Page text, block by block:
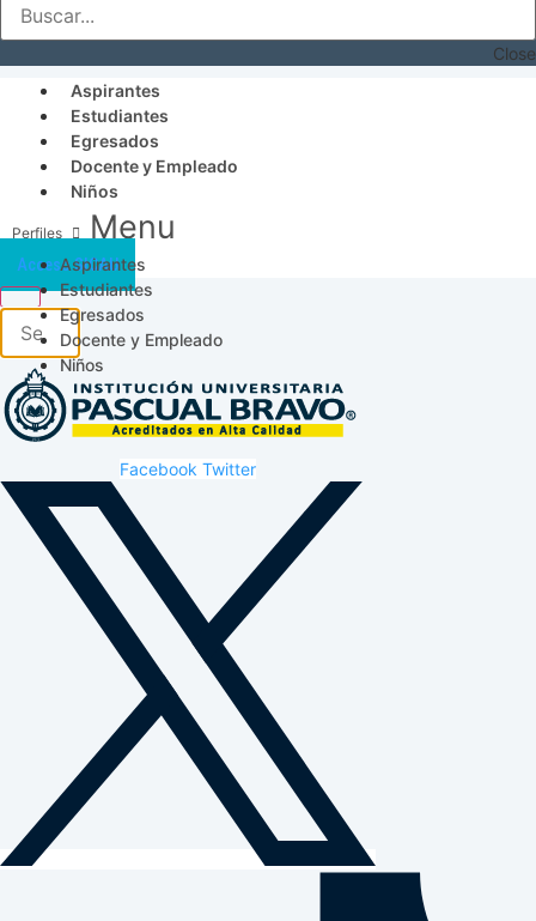
Close
Aspirantes
Estudiantes
Egresados
Docente y Empleado
Niños
Menu
Aspirantes
Estudiantes
Egresados
Docente y Empleado
Niños
Acceso SICAU
Facebook Twitter